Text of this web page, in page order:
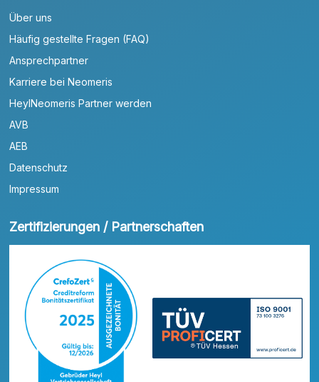
Über uns
Häufig gestellte Fragen (FAQ)
Ansprechpartner
Karriere bei Neomeris
HeylNeomeris Partner werden
AVB
AEB
Datenschutz
Impressum
Zertifizierungen / Partnerschaften